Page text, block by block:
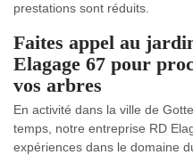
prestations sont réduits.
Faites appel au
Elagage 67 pour
vos arbres
En activité dans la ville de
temps, notre entreprise RD
expériences dans le domaine